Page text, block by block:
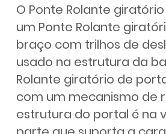
O Ponte Rolante
um Ponte Rolante
braço com trilhos de
usado na estrutura da
Rolante giratório de
com um mecanismo de
estrutura do portal é na